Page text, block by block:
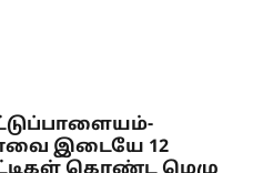
இடையே 12